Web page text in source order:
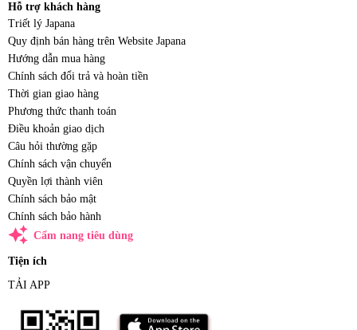
Hỗ trợ khách hàng
Triết lý Japana
Quy định bán hàng trên Website Japana
Hướng dẫn mua hàng
Chính sách đổi trả và hoàn tiền
Thời gian giao hàng
Phương thức thanh toán
Điều khoản giao dịch
Câu hỏi thường gặp
Chính sách vận chuyển
Quyền lợi thành viên
Chính sách bảo mật
Chính sách bảo hành
auto_awesome Cẩm nang tiêu dùng
Tiện ích
TẢI APP